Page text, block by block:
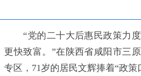
“党的二十大后惠民政策力度
更快致富。”在陕西省咸阳市三
专区，71岁的居民文辉捧着“政